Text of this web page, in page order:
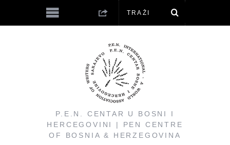
P.E.N. CENTAR U BOSNI I
HERCEGOVINI | PEN CENTRE
OF BOSNIA & HERZEGOVINA